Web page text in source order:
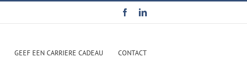
FacebookLinkedIn
GEEF EEN CARRIERE CADEAU CONTACT